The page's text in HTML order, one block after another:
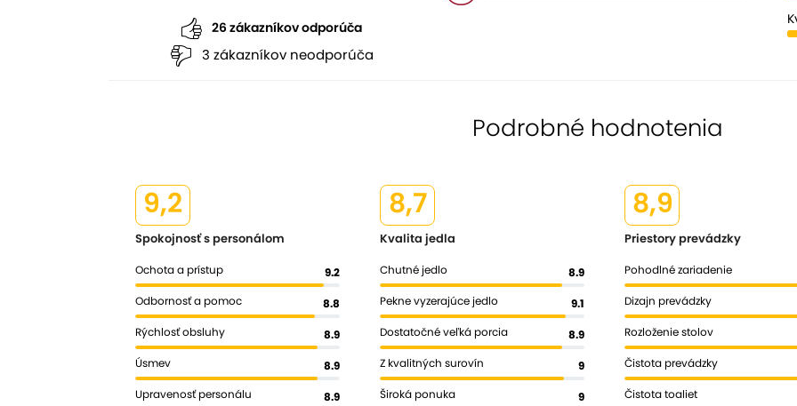
26 zákazníkov odporúča
3 zákazníkov neodporúča
Podrobné hodnotenia
9,2
Spokojnosť s personálom
Ochota a prístup
9.2
Odbornosť a pomoc
8.8
Rýchlosť obsluhy
8.9
Úsmev
8.9
Upravenosť personálu
8.9
8,7
Kvalita jedla
Chutné jedlo
8.9
Pekne vyzerajúce jedlo
9.1
Dostatočné veľká porcia
8.9
Z kvalitných surovín
9
Široká ponuka
9
8,9
Priestory prevádzky
Pohodlné zariadenie
Dizajn prevádzky
Rozloženie stolov
Čistota prevádzky
Čistota toaliet